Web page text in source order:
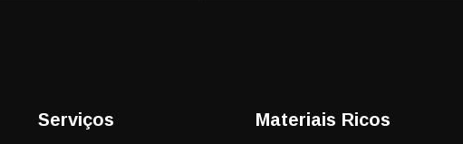
Serviços Materiais Ricos